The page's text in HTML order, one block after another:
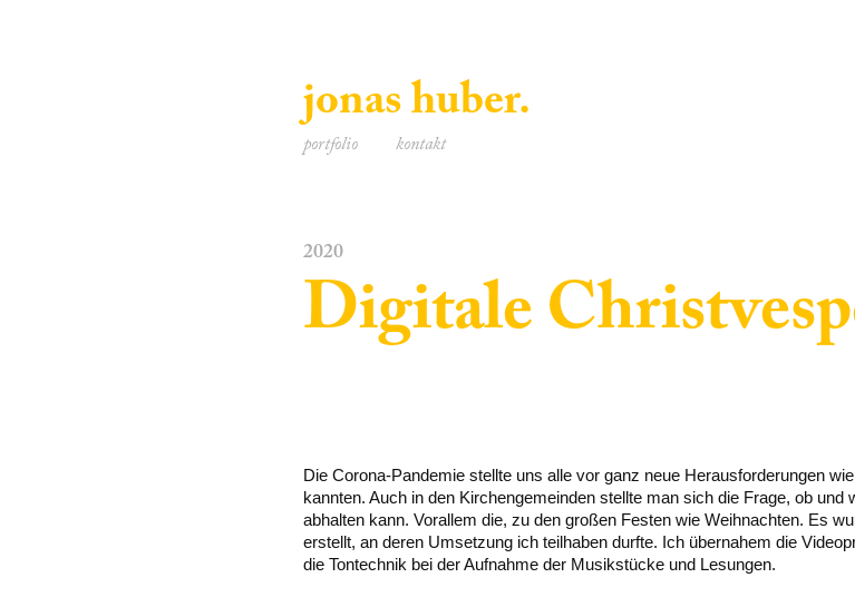
jonas huber.
portfolio kontakt
2020
Digitale
Die Corona-Pandemie stellte uns alle vor ganz neue Herausforderungen
kannten. Auch in den Kirchengemeinden stellte man sich die Frage, ob und
abhalten kann. Vorallem die, zu den großen Festen wie Weihnachten. Es
erstellt, an deren Umsetzung ich teilhaben durfte. Ich übernahem die
die Tontechnik bei der Aufnahme der Musikstücke und Lesungen.